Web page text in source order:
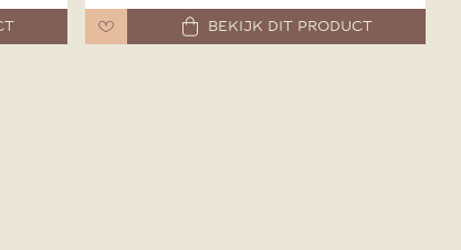
BEKIJK DIT PRODUCT